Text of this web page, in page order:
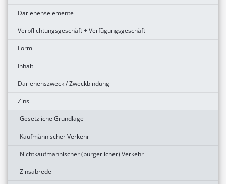
Darlehenselemente
Verpflichtungsgeschäft + Verfügungsgeschäft
Form
Inhalt
Darlehenszweck / Zweckbindung
Zins
Gesetzliche Grundlage
Kaufmännischer Verkehr
Nichtkaufmännischer (bürgerlicher) Verkehr
Zinsabrede